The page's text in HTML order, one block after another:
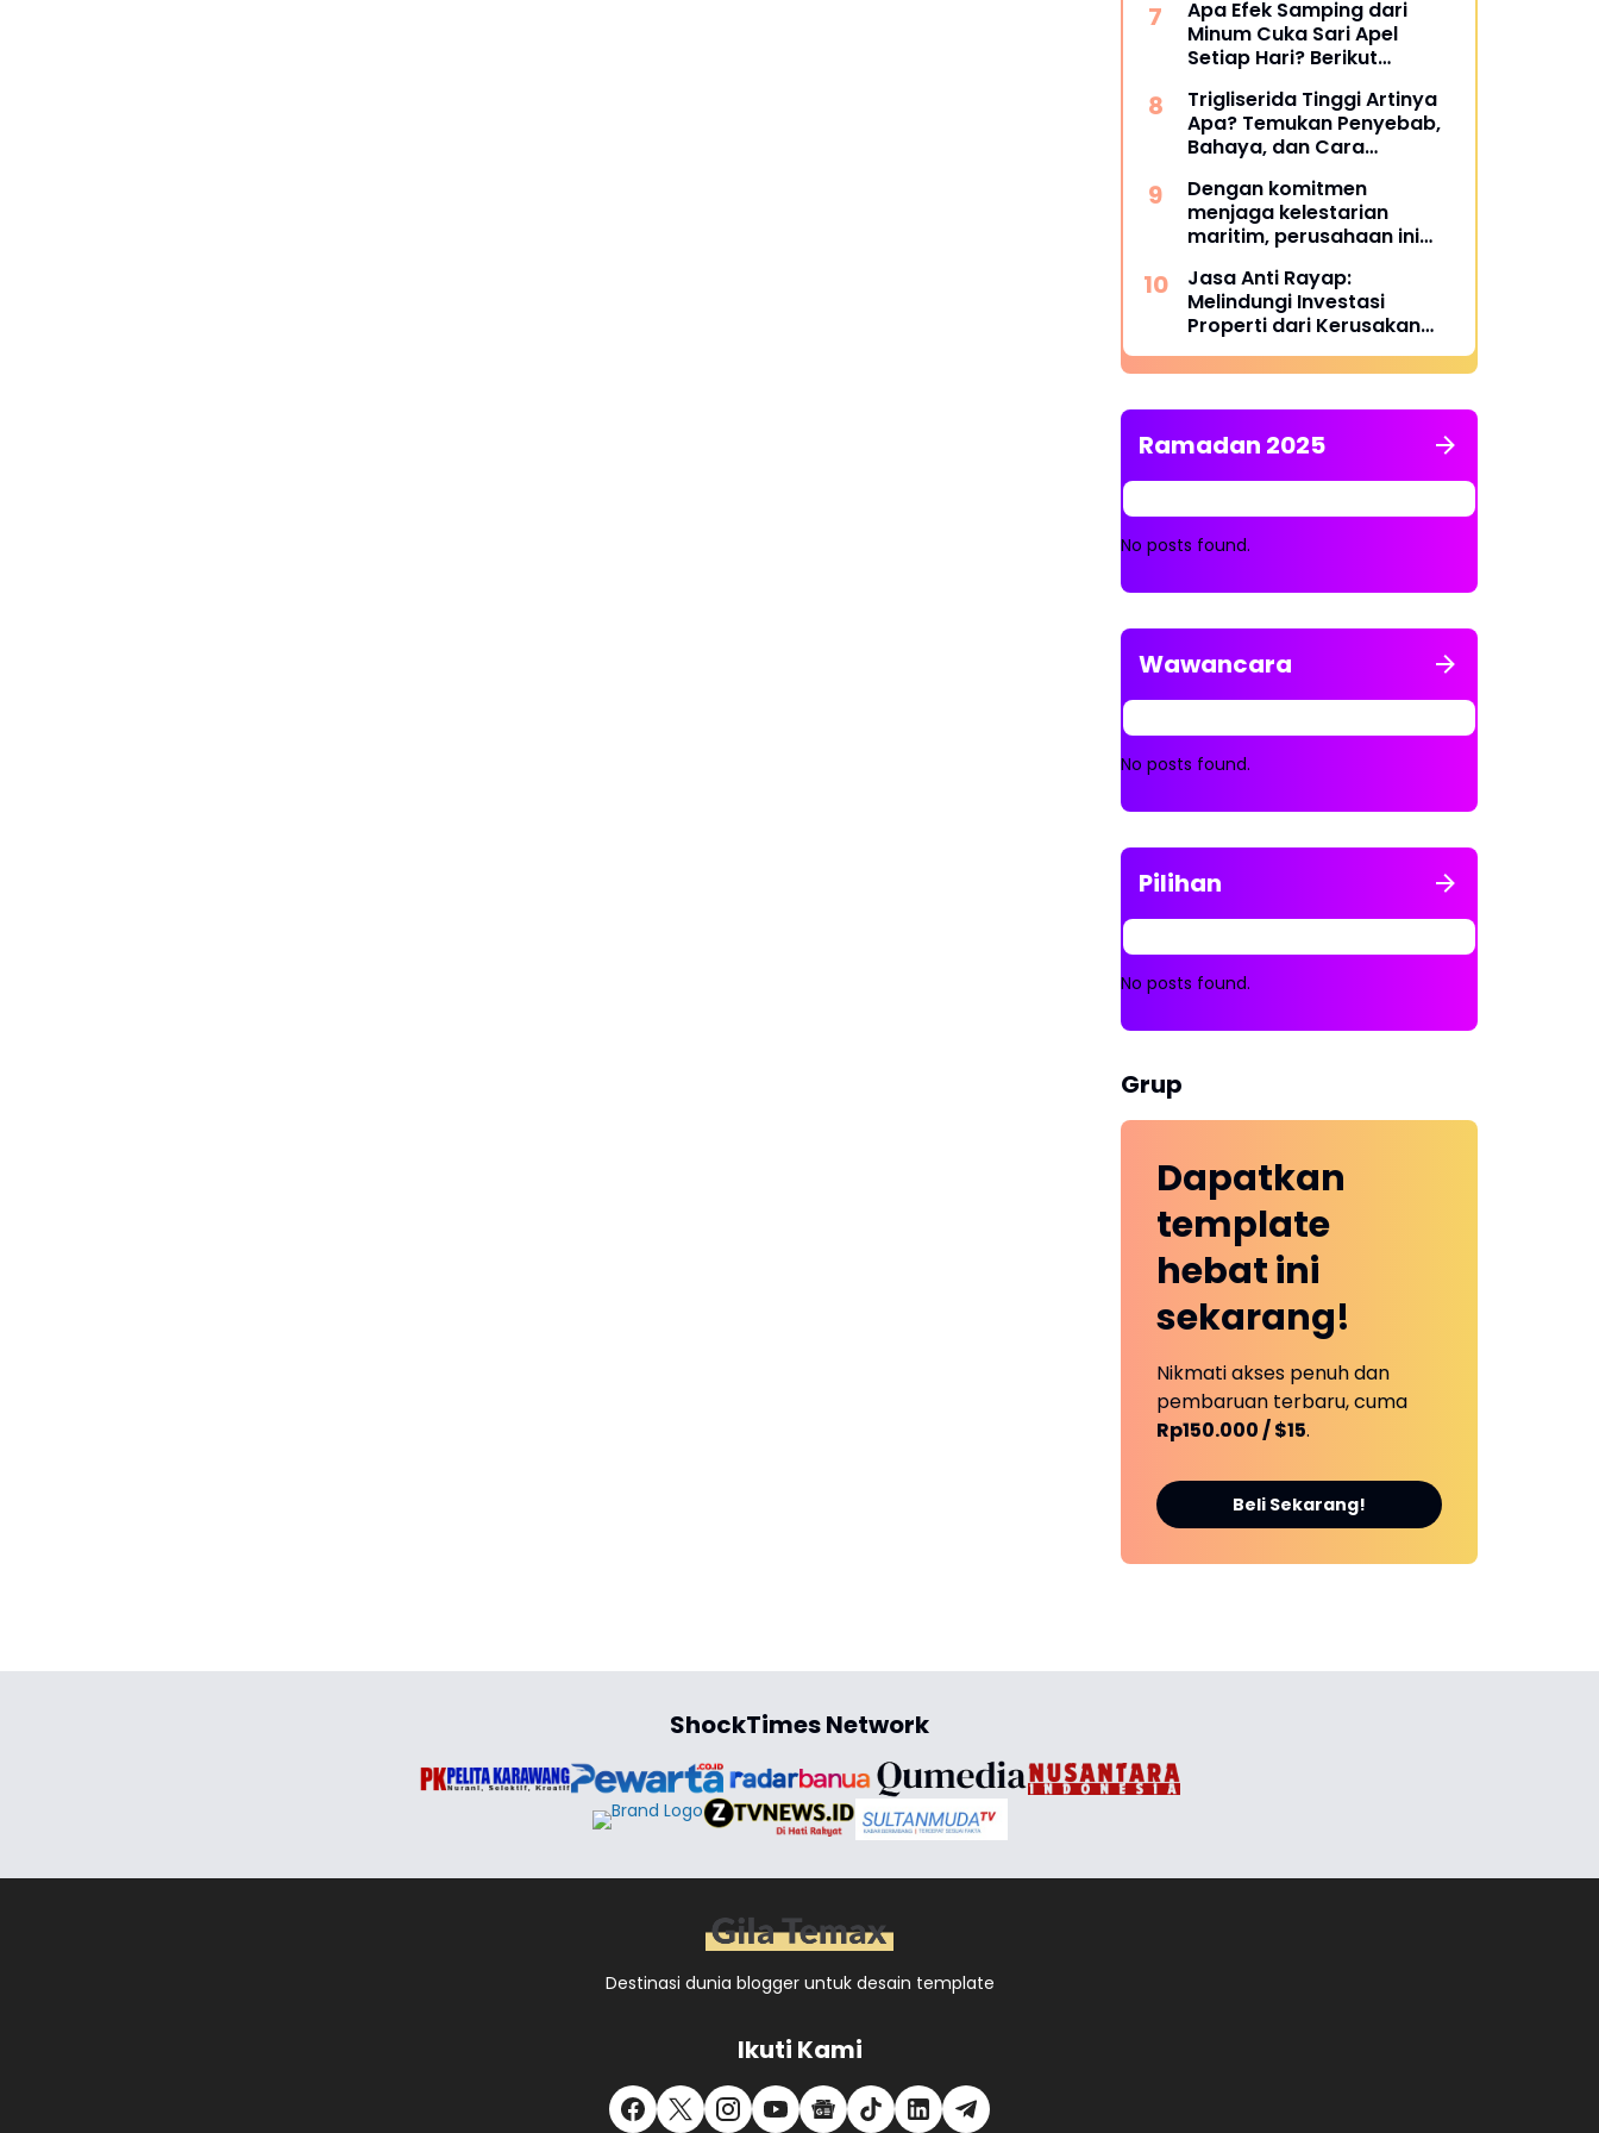
Apa Efek Samping dari
Minum Cuka Sari Apel
Setiap Hari? Berikut
Trigliserida Tinggi Artinya
Apa? Temukan Penyebab,
Bahaya, dan Cara
Dengan komitmen
menjaga kelestarian
maritim, perusahaan ini
TKDN, mencapai lebih dari
55 persen.
Jasa Anti Rayap:
Melindungi Investasi
Properti dari Kerusakan
Struktural yang Tidak
Terlihat
Ramadan 2025
No posts found.
Wawancara
No posts found.
Pilihan
No posts found.
Grup
Dapatkan
template
hebat ini
sekarang!
Nikmati akses penuh dan
pembaruan terbaru, cuma
Rp150.000 / $15.
Beli Sekarang!
ShockTimes Network
Destinasi dunia blogger untuk desain template
Ikuti Kami